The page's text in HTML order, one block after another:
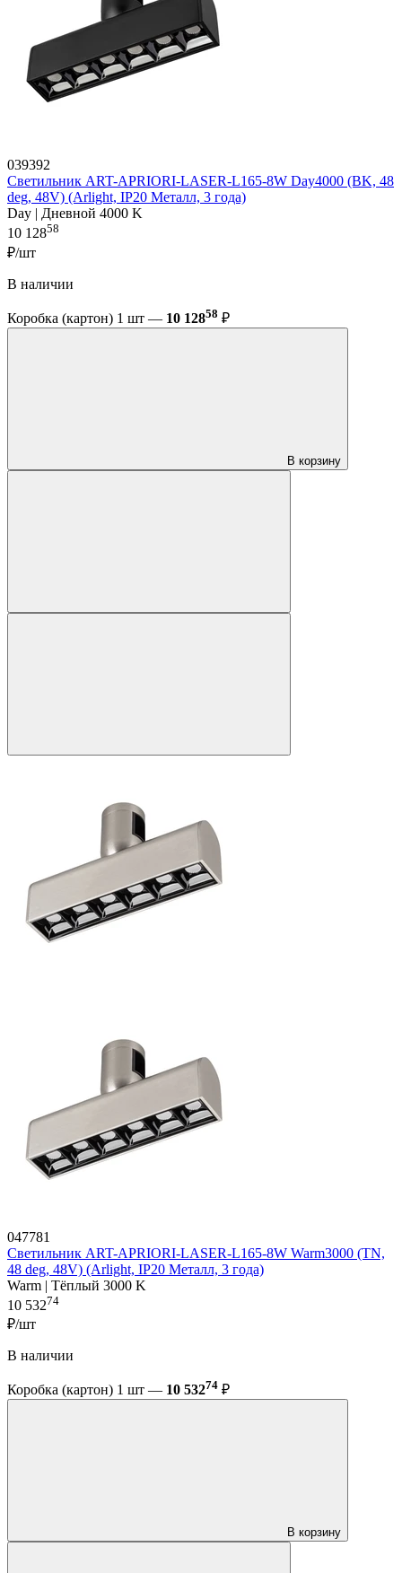
039392
Светильник ART-APRIORI-LASER-L165-8W Day4000 (BK, 48
deg, 48V) (Arlight, IP20 Металл, 3 года)
Day | Дневной 4000 K
10 12858
₽/шт
В наличии
Коробка (картон) 1 шт — 10 12858 ₽
В корзину
047781
Светильник ART-APRIORI-LASER-L165-8W Warm3000 (TN,
48 deg, 48V) (Arlight, IP20 Металл, 3 года)
Warm | Тёплый 3000 K
10 53274
₽/шт
В наличии
Коробка (картон) 1 шт — 10 53274 ₽
В корзину